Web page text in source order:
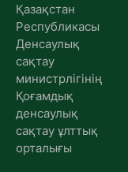
Қазақстан
Республикасы
Денсаулық
сақтау
министрлігінің
Қоғамдық
денсаулық
сақтау ұлттық
орталығы